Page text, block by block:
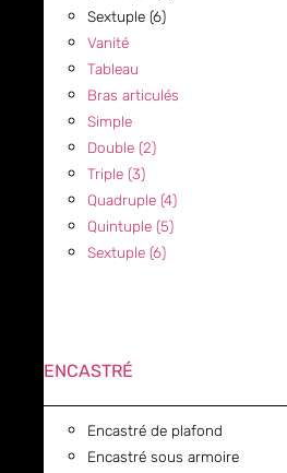
Sextuple (6)
Vanité
Tableau
Bras articulés
Simple
Double (2)
Triple (3)
Quadruple (4)
Quintuple (5)
Sextuple (6)
ENCASTRÉ
Encastré de plafond
Encastré sous armoire